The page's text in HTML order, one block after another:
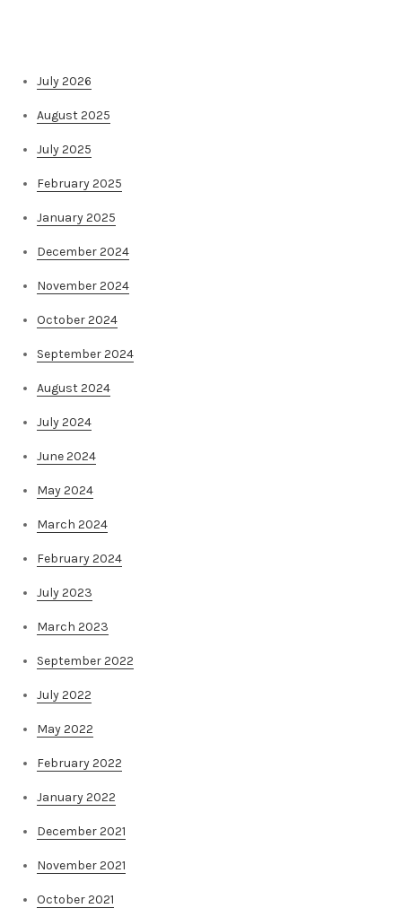
July 2026
August 2025
July 2025
February 2025
January 2025
December 2024
November 2024
October 2024
September 2024
August 2024
July 2024
June 2024
May 2024
March 2024
February 2024
July 2023
March 2023
September 2022
July 2022
May 2022
February 2022
January 2022
December 2021
November 2021
October 2021